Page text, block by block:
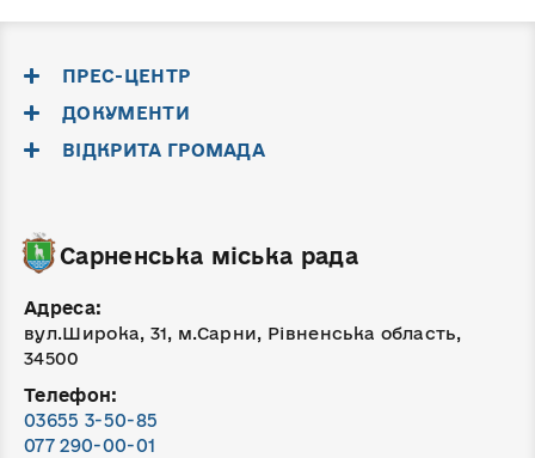
ПРЕС-ЦЕНТР
ДОКУМЕНТИ
ВІДКРИТА ГРОМАДА
Сарненська міська рада
Адреса:
вул.Широка, 31, м.Сарни, Рівненська область,
34500
Телефон:
03655 3-50-85
077 290-00-01